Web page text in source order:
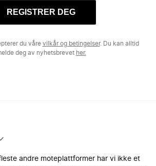
REGISTRER DEG
du våre vilkår og betingelser. Du kan alltid
deg av nyhetsbrevet her.
andre moteplattformer har vi ikke et